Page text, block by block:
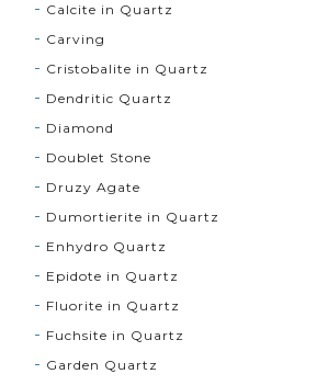
Calcite in Quartz
Carving
Cristobalite in Quartz
Dendritic Quartz
Diamond
Doublet Stone
Druzy Agate
Dumortierite in Quartz
Enhydro Quartz
Epidote in Quartz
Fluorite in Quartz
Fuchsite in Quartz
Garden Quartz